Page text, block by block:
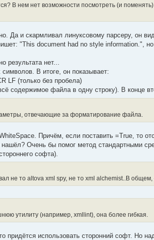
В нем нет возможности посмотреть (и
Да и скармливал линуксовому парсеру, он
"This document had no style information.",
результата нет...
В итоге, он показывает:
LF (только без пробела)
содержимое файла в одну строку). В конце
отвечающие за форматирование файла.
Причём, если поставить =True, то
Очень бы помог метод стандартными
софта).
не то altova xml spy, не то xml alchemist..В
утилиту (например, xmllint), она более гибкая.
придётся использовать сторонний софт. Но